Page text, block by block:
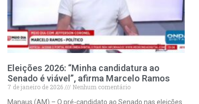
Eleições 2026: “Minha candidatura ao
Senado é viável”, afirma Marcelo Ramos
7 de janeiro de 2026
Nenhum comentário
Manaus (AM) – O pré-candidato ao Senado nas eleições